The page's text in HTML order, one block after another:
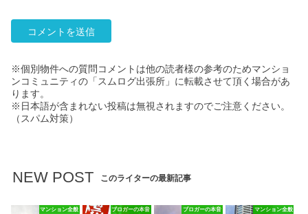
※個別物件への質問コメントは他の読者様の参考のためマンショ
ンコミュニティの「スムログ出張所」に転載させて頂く場合があ
ります。
※日本語が含まれない投稿は無視されますのでご注意ください。
（スパム対策）
NEW POST このライターの最新記事
マンション全般 ブロガーの本音 ブロガーの本音 マンション全般